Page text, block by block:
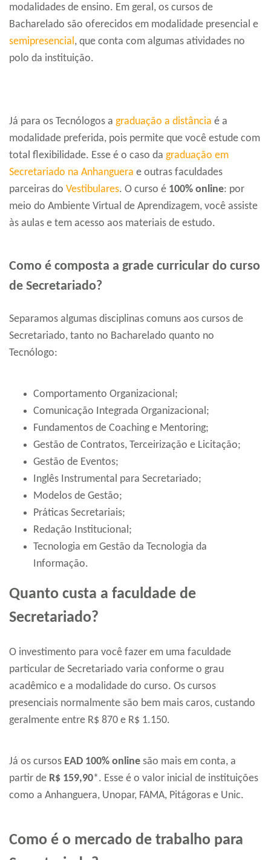
modalidades de ensino. Em geral, os cursos de
Bacharelado são oferecidos em modalidade presencial e
semipresencial, que conta com algumas atividades no
polo da instituição.
Já para os Tecnólogos a graduação a distância é a
modalidade preferida, pois permite que você estude com
total flexibilidade. Esse é o caso da graduação em
Secretariado na Anhanguera e outras faculdades
parceiras do Vestibulares. O curso é 100% online: por
meio do Ambiente Virtual de Aprendizagem, você assiste
às aulas e tem acesso aos materiais de estudo.
Como é composta a grade curricular do curso
de Secretariado?
Separamos algumas disciplinas comuns aos cursos de
Secretariado, tanto no Bacharelado quanto no
Tecnólogo:
Comportamento Organizacional;
Comunicação Integrada Organizacional;
Fundamentos de Coaching e Mentoring;
Gestão de Contratos, Terceirização e Licitação;
Gestão de Eventos;
Inglês Instrumental para Secretariado;
Modelos de Gestão;
Práticas Secretariais;
Redação Institucional;
Tecnologia em Gestão da Tecnologia da
Informação.
Quanto custa a faculdade de
Secretariado?
O investimento para você fazer em uma faculdade
particular de Secretariado varia conforme o grau
acadêmico e a modalidade do curso. Os cursos
presenciais normalmente são bem mais caros, custando
geralmente entre R$ 870 e R$ 1.150.
Já os cursos EAD 100% online são mais em conta, a
partir de R$ 159,90*. Esse é o valor inicial de instituições
como a Anhanguera, Unopar, FAMA, Pitágoras e Unic.
Como é o mercado de trabalho para